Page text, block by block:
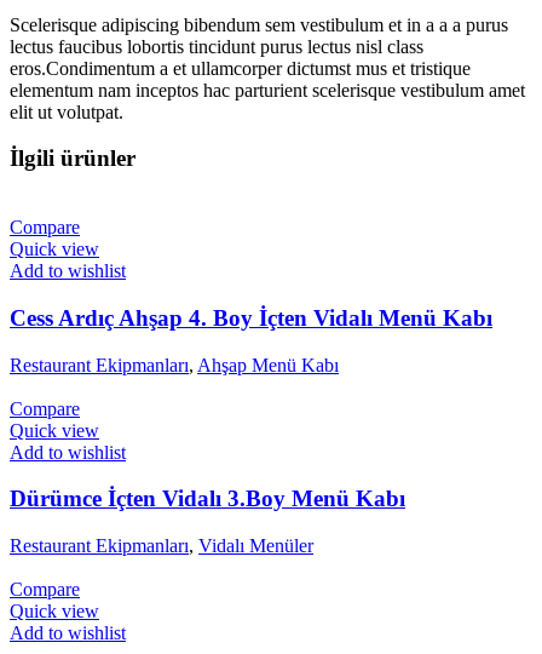
Scelerisque adipiscing bibendum sem vestibulum et in a a a purus
lectus faucibus lobortis tincidunt purus lectus nisl class
eros.Condimentum a et ullamcorper dictumst mus et tristique
elementum nam inceptos hac parturient scelerisque vestibulum amet
elit ut volutpat.
İlgili ürünler
Compare
Quick view
Add to wishlist
Cess Ardıç Ahşap 4. Boy İçten Vidalı Menü Kabı
Restaurant Ekipmanları, Ahşap Menü Kabı
Compare
Quick view
Add to wishlist
Dürümce İçten Vidalı 3.Boy Menü Kabı
Restaurant Ekipmanları, Vidalı Menüler
Compare
Quick view
Add to wishlist